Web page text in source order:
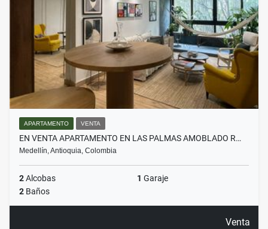
APARTAMENTO VENTA
EN VENTA APARTAMENTO EN LAS PALMAS AMOBLADO R…
Medellín, Antioquia, Colombia
2Alcobas 1 Garaje
2 Baños
Venta